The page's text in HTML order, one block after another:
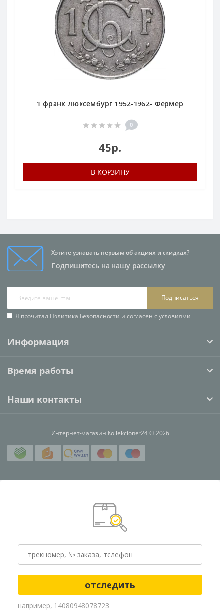
1 франк Люксембург 1952-1962- Фермер
0
45р.
В КОРЗИНУ
Хотите узнавать первым об акциях и скидках?
Подпишитесь на нашу рассылку
Подписаться
Я прочитал Политика Безопасности и согласен с условиями
Информация
Время работы
Наши контакты
Интернет-магазин Kollekcioner24 © 2026